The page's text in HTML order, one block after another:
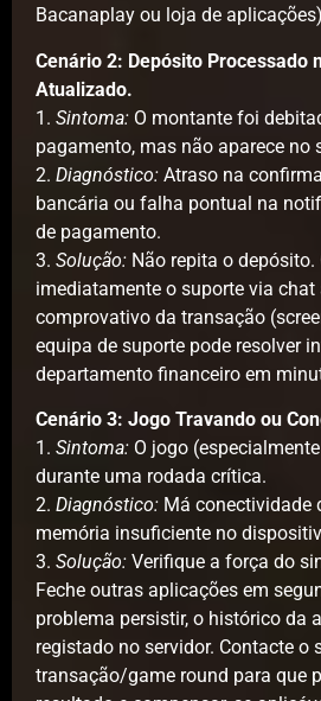
Bacanaplay ou loja de
Cenário 2: Depósito Processado
Atualizado.
1. Sintoma: O montante foi
pagamento, mas não aparece no
2. Diagnóstico: Atraso na
bancária ou falha pontual na
de pagamento.
3. Solução: Não repita o depósito.
imediatamente o suporte via
comprovativo da transação
equipa de suporte pode resolver
departamento financeiro em
Cenário 3: Jogo Travando ou
1. Sintoma: O jogo
durante uma rodada crítica.
2. Diagnóstico: Má conectividade
memória insuficiente no
3. Solução: Verifique a força do
Feche outras aplicações em
problema persistir, o histórico da
registado no servidor. Contacte o
transação/game round para que